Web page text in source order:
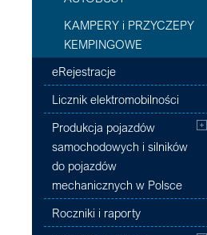
KAMPERY i PRZYCZEPY
KEMPINGOWE
eRejestracje
Licznik elektromobilności
Produkcja pojazdów
samochodowych i silników
do pojazdów
mechanicznych w Polsce
Roczniki i raporty